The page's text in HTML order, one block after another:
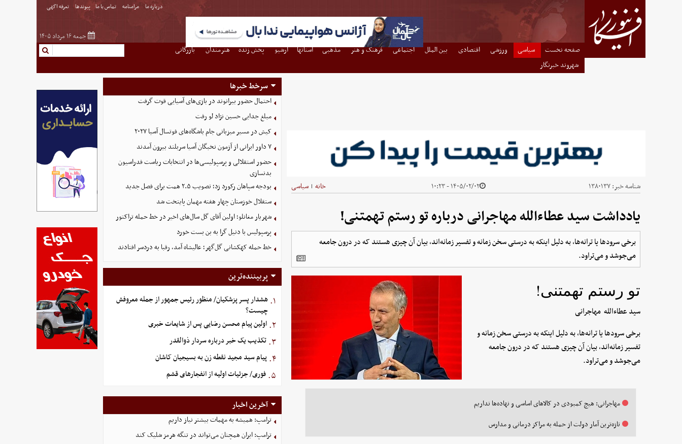
درباره ما مرامنامه تماس با ما پیوندها تعرفه اگهی
جمعه ۱۶ مرداد ۱۴۰۵
صفحه نخست سیاسی ورزشی اقتصادی بین الملل اجتماعی فرهنگ و هنر مذهبی استانها آرشیو پخش زنده هنرمندان
بازرگانی
شهروند خبرنگار
شناسه خبر:۱۳۸۰۱۳۷ ۱۴۰۵/۰۲/۰۲ - ۱۰:۲۳ خانه | سیاسی
یادداشت سید عطاءالله مهاجرانی درباره تو رستم تهمتنی!
برخی سرود‌ها یا ترانه‌ها، به دلیل اینکه به درستی سخن زمانه و تفسیر زمانه‌اند، بیان آن چیزی هستند که در درون جامعه
می‌جوشد و می‌تراود.
تو رستم تهمتنی!
سید عطاءالله مهاجرانی
برخی سرود‌ها یا ترانه‌ها، به دلیل اینکه به درستی سخن زمانه و
تفسیر زمانه‌اند، بیان آن چیزی هستند که در درون جامعه
می‌جوشد و می‌تراود.
مهاجرانی: هیچ کمبودی در کالاهای اساسی و نهاده‌ها نداریم
تازه‌ترین آمار دولت از حمله به مراکز درمانی و مدارس
سرخط خبرها
احتمال حضور بیرانوند در بازی‌های آسیایی قوت گرفت
مبلغ جدایی حسین نژاد لو رفت
کیش در مسیر میزبانی جام باشگاه‌های فوتسال آسیا ۲۰۲۷
۷ داور ایرانی از آزمون نخبگان آسیا سربلند بیرون آمدند
حضور استقلالی و پرسپولیسی‌ها در انتخابات ریاست فدراسیون
بدنسازی
بودجه سپاهان رکورد زد؛ تصویب ۲.۵ همت برای فصل جدید
ستقلال خوزستان چهار هفته مهمان پایتخت شد
شهریار مغانلو؛ اولین آقای گل سال‌های اخیر در خط حمله تراکتور
پرسپولیس با دنیل گرا به بن بست خورد
خط حمله کهکشانی گل‌گهر؛ عالیشاه آمد، رقبا به دردسر افتادند
پربیننده‌ترین
۱. هشدار پسر پزشکیان/ منظور رئیس جمهور از جمله معروفش
چیست؟
۲. اولین پیام محسن رضایی پس از شایعات خبری
۳. تکذیب یک خبر درباره سردار ذوالقدر
۴. پیام سید مجید نقطه زن به بسیجیان کاشان
۵. فوری/ جزئیات اولیه از انفجارهای قشم
آخرین اخبار
ترامپ: همیشه به مهمات بیشتر نیاز داریم
ترامپ: ایران همچنان می‌تواند در تنگه هرمز شلیک کند